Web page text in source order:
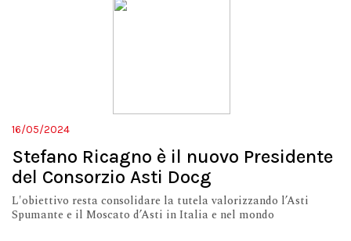
16/05/2024
Stefano Ricagno è il nuovo Presidente
del Consorzio Asti Docg
L'obiettivo resta consolidare la tutela valorizzando l’Asti
Spumante e il Moscato d’Asti in Italia e nel mondo